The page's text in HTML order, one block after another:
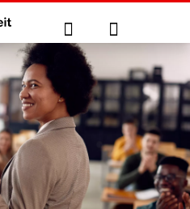
Suche Anmelden